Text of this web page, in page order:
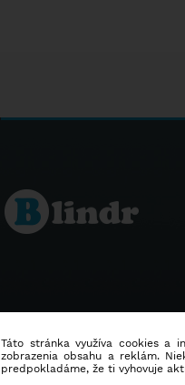
Táto stránka využíva cookies a
zobrazenia obsahu a reklám.
predpokladáme, že ti vyhovuje